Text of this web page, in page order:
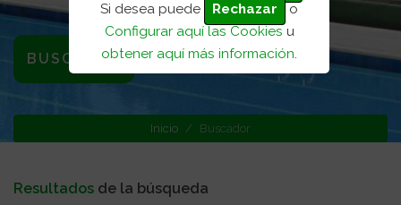
Si desea puede
Rechazar
o
Configurar aquí las Cookies u
obtener aquí más información.
BUSCADOR
Inicio Buscador
Resultados de la búsqueda